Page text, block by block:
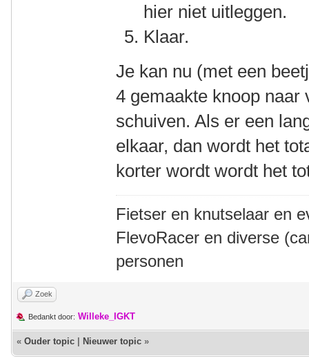
hier niet uitleggen.
Klaar.
Je kan nu (met een
4 gemaakte knoop naar
schuiven. Als er een
elkaar, dan wordt het
korter wordt wordt het
Fietser en knutselaar en
FlevoRacer en diverse
personen
Zoek
Bedankt door: Willeke_IGKT
« Ouder topic Nieuwer topic »